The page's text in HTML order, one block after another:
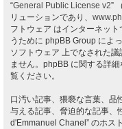
“General Public License v2”
リューションであり、
フトウェア はインターネッ
うために phpBB Group によ
ソフトウェア 上でなされた
ません。phpBB に関する詳
覧ください。
口汚い記事、猥褻な言葉、品
与える記事、脅迫的な記事、
d'Emmanuel Chanel” のホス